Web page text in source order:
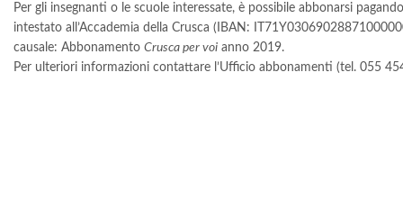
Per gli insegnanti o le scuole interessate, è possibile abbonarsi
intestato all’Accademia della Crusca (IBAN:
causale: Abbonamento Crusca per voi anno 2019.
Per ulteriori informazioni contattare l’Ufficio abbonamenti (tel. 055